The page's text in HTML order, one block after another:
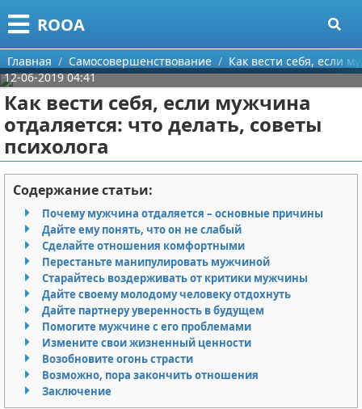
ROOA
Меню
Главная
Категории
Рукоделие
Программирование
Бизнес
Красота
Мода
Отношения
Самосовершенствование
Финансы
Поиск
О проекте
Контакты
Сотрудничество
Размещение рекламы
Для правообладателей
Условия предоставления информации
Отказ от ответственности
Главная Самосовершенствование
Как вести себя, если
12-06-2019 04:41
Как вести себя, если мужчина
отдаляется: что делать, советы
психолога
Содержание статьи:
Почему мужчина отдаляется – основные причины
Дайте ему понять, что он не слабый
Сделайте отношения комфортными
Перестаньте манипулировать мужчиной
Старайтесь воздерживать от критики мужчины
Дайте своему молодому человеку отдохнуть
Дайте партнеру уверенность в будущем
Помогите мужчине с его проблемами
Измените свои жизненный ценности
Возобновите огонь страсти
Возможно, пора закончить отношения
Заключение